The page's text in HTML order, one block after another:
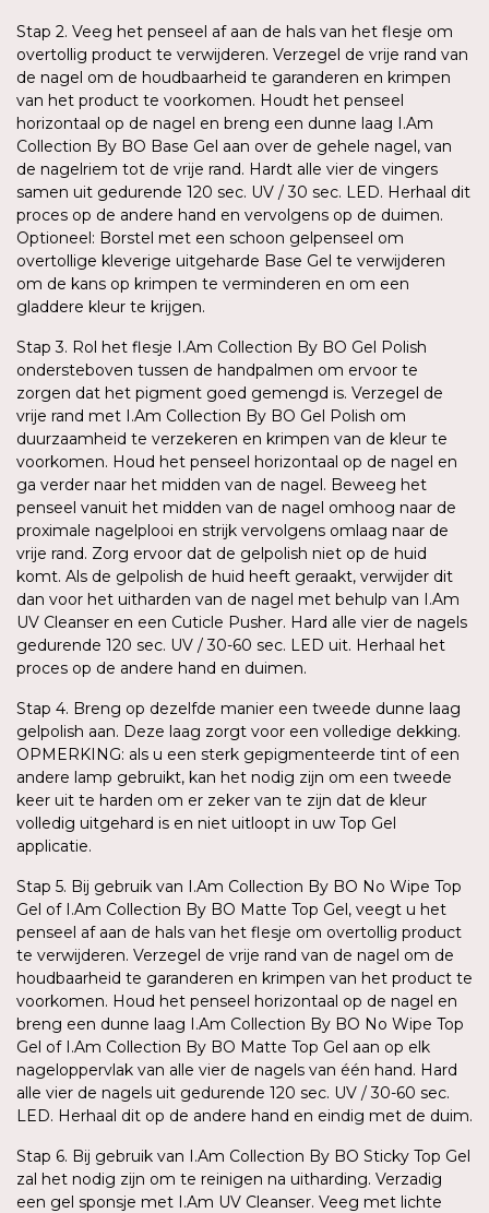
Stap 2. Veeg het penseel af aan de hals van het flesje om
overtollig product te verwijderen. Verzegel de vrije rand van
de nagel om de houdbaarheid te garanderen en krimpen
van het product te voorkomen. Houdt het penseel
horizontaal op de nagel en breng een dunne laag I.Am
Collection By BO Base Gel aan over de gehele nagel, van
de nagelriem tot de vrije rand. Hardt alle vier de vingers
samen uit gedurende 120 sec. UV / 30 sec. LED. Herhaal dit
proces op de andere hand en vervolgens op de duimen.
Optioneel: Borstel met een schoon gelpenseel om
overtollige kleverige uitgeharde Base Gel te verwijderen
om de kans op krimpen te verminderen en om een
gladdere kleur te krijgen.
Stap 3. Rol het flesje I.Am Collection By BO Gel Polish
ondersteboven tussen de handpalmen om ervoor te
zorgen dat het pigment goed gemengd is. Verzegel de
vrije rand met I.Am Collection By BO Gel Polish om
duurzaamheid te verzekeren en krimpen van de kleur te
voorkomen. Houd het penseel horizontaal op de nagel en
ga verder naar het midden van de nagel. Beweeg het
penseel vanuit het midden van de nagel omhoog naar de
proximale nagelplooi en strijk vervolgens omlaag naar de
vrije rand. Zorg ervoor dat de gelpolish niet op de huid
komt. Als de gelpolish de huid heeft geraakt, verwijder dit
dan voor het uitharden van de nagel met behulp van I.Am
UV Cleanser en een Cuticle Pusher. Hard alle vier de nagels
gedurende 120 sec. UV / 30-60 sec. LED uit. Herhaal het
proces op de andere hand en duimen.
Stap 4. Breng op dezelfde manier een tweede dunne laag
gelpolish aan. Deze laag zorgt voor een volledige dekking.
OPMERKING: als u een sterk gepigmenteerde tint of een
andere lamp gebruikt, kan het nodig zijn om een tweede
keer uit te harden om er zeker van te zijn dat de kleur
volledig uitgehard is en niet uitloopt in uw Top Gel
applicatie.
Stap 5. Bij gebruik van I.Am Collection By BO No Wipe Top
Gel of I.Am Collection By BO Matte Top Gel, veegt u het
penseel af aan de hals van het flesje om overtollig product
te verwijderen. Verzegel de vrije rand van de nagel om de
houdbaarheid te garanderen en krimpen van het product te
voorkomen. Houd het penseel horizontaal op de nagel en
breng een dunne laag I.Am Collection By BO No Wipe Top
Gel of I.Am Collection By BO Matte Top Gel aan op elk
nageloppervlak van alle vier de nagels van één hand. Hard
alle vier de nagels uit gedurende 120 sec. UV / 30-60 sec.
LED. Herhaal dit op de andere hand en eindig met de duim.
Stap 6. Bij gebruik van I.Am Collection By BO Sticky Top Gel
zal het nodig zijn om te reinigen na uitharding. Verzadig
een gel sponsje met I.Am UV Cleanser. Veeg met lichte